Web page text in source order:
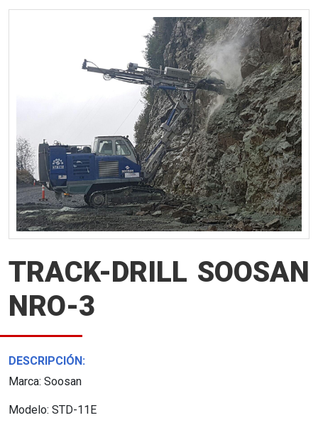
TRACK-DRILL SOOSAN
NRO-3
DESCRIPCIÓN:
Marca: Soosan
Modelo: STD-11E